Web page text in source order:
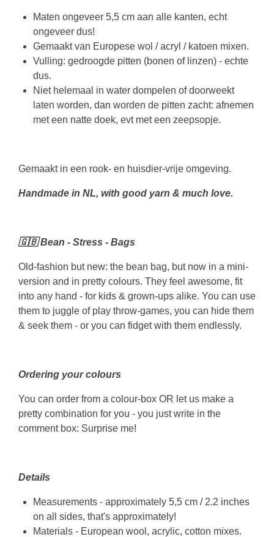
Maten ongeveer 5,5 cm aan alle kanten, echt
ongeveer dus!
Gemaakt van Europese wol / acryl / katoen mixen.
Vulling: gedroogde pitten (bonen of linzen) - echte
dus.
Niet helemaal in water dompelen of doorweekt
laten worden, dan worden de pitten zacht: afnemen
met een natte doek, evt met een zeepsopje.
Gemaakt in een rook- en huisdier-vrije omgeving.
Handmade in NL, with good yarn & much love.
🇬🇧 Bean - Stress - Bags
Old-fashion but new: the bean bag, but now in a mini-
version and in pretty colours. They feel awesome, fit
into any hand - for kids & grown-ups alike. You can use
them to juggle of play throw-games, you can hide them
& seek them - or you can fidget with them endlessly.
Ordering your colours
You can order from a colour-box OR let us make a
pretty combination for you - you just write in the
comment box: Surprise me!
Details
Measurements - approximately 5,5 cm / 2.2 inches
on all sides, that's approximately!
Materials - European wool, acrylic, cotton mixes.